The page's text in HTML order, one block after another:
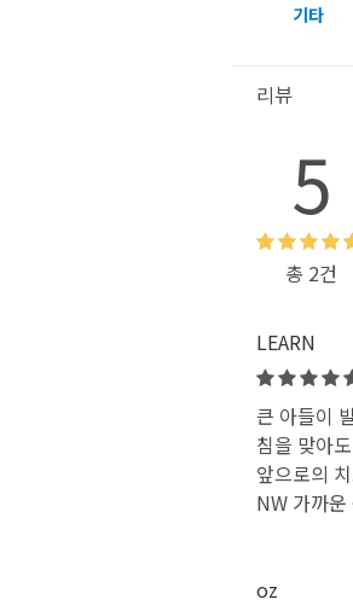
기타
리뷰
5
총 2건
LEARN
큰 아들이
침을 맞아
앞으로의
NW 가까
oz